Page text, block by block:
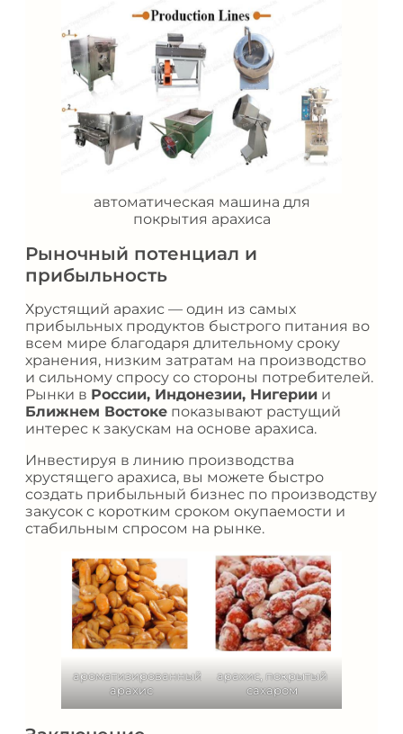
автоматическая машина для
покрытия арахиса
Рыночный потенциал и
прибыльность
Хрустящий арахис — один из самых
прибыльных продуктов быстрого питания во
всем мире благодаря длительному сроку
хранения, низким затратам на производство
и сильному спросу со стороны потребителей.
Рынки в России, Индонезии, Нигерии и
Ближнем Востоке показывают растущий
интерес к закускам на основе арахиса.
Инвестируя в линию производства
хрустящего арахиса, вы можете быстро
создать прибыльный бизнес по производству
закусок с коротким сроком окупаемости и
стабильным спросом на рынке.
ароматизированный
арахис
арахис, покрытый
сахаром